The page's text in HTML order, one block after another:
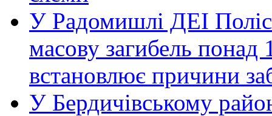
У Радомишлі ДЕІ
масову загибель понад
встановлює причини
У Бердичівському